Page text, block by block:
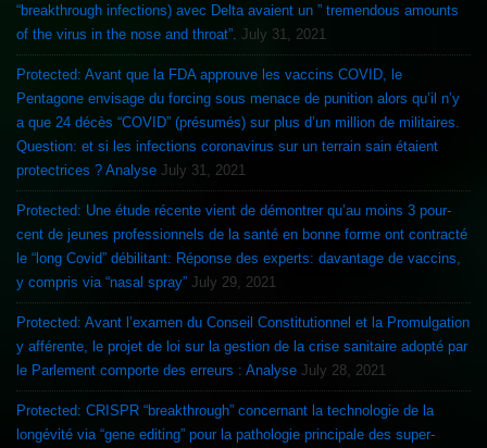
“breakthrough infections) avec Delta avaient un ” tremendous amounts
of the virus in the nose and throat”. July 31, 2021
Protected: Avant que la FDA approuve les vaccins COVID, le
Pentagone envisage du forcing sous menace de punition alors qu’il n’y
a que 24 décès “COVID” (présumés) sur plus d’un million de militaires.
Question: et si les infections coronavirus sur un terrain sain étaient
protectrices ? Analyse July 31, 2021
Protected: Une étude récente vient de démontrer qu’au moins 3 pour-
cent de jeunes professionnels de la santé en bonne forme ont contracté
le “long Covid” débilitant: Réponse des experts: davantage de vaccins,
y compris via “nasal spray” July 29, 2021
Protected: Avant l’examen du Conseil Constitutionnel et la Promulgation
y afférente, le projet de loi sur la gestion de la crise sanitaire adopté par
le Parlement comporte des erreurs : Analyse July 28, 2021
Protected: CRISPR “breakthrough” concernant la technologie de la
longévité via “gene editing” pour la pathologie principale des super-